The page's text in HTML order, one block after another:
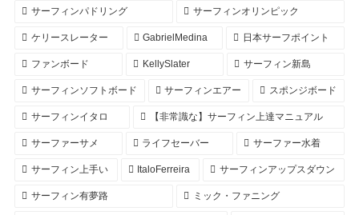
サーフィンパドリング サーフィンオリンピック
ケリースレーター GabrielMedina 日本サーフポイント
ファンボード KellySlater サーフィン新島
サーフィンソフトボード サーフィンエアー スポンジボード
サーフィンイタロ 【非常識な】サーフィン上達マニュアル
サーファーサメ ライフセーバー サーファー水着
サーフィン上手い ItaloFerreira サーフィンアップスダウン
サーフィン有夢路 ミック・ファニング